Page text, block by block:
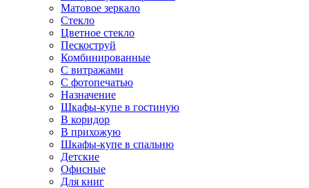
Матовое зеркало
Стекло
Цветное стекло
Пескоструй
Комбинированные
С витражами
С фотопечатью
Назначение
Шкафы-купе в гостиную
В коридор
В прихожую
Шкафы-купе в спальню
Детские
Офисные
Для книг